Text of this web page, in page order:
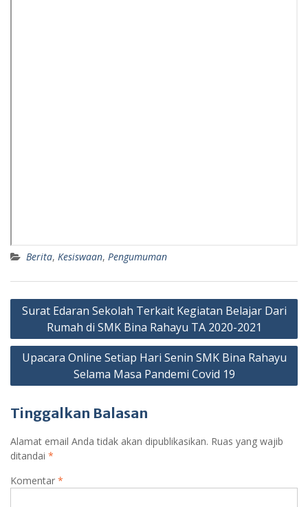
Berita, Kesiswaan, Pengumuman
Navigasi
Surat Edaran Sekolah Terkait Kegiatan Belajar Dari
Rumah di SMK Bina Rahayu TA 2020-2021
Upacara Online Setiap Hari Senin SMK Bina Rahayu
Selama Masa Pandemi Covid 19
Tinggalkan Balasan
Alamat email Anda tidak akan dipublikasikan. Ruas yang wajib
ditandai *
Komentar *